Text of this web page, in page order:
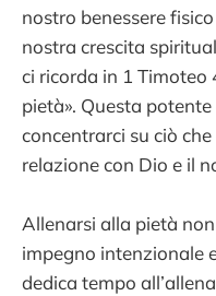
nostro benessere
nostra crescita
ci ricorda in 1 Timoteo
pietà». Questa
concentrarci su ciò
relazione con Dio e il
Allenarsi alla pietà
impegno intenzionale
dedica tempo